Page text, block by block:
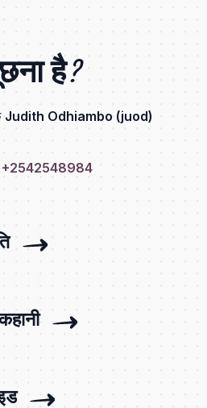
है?
Judith Odhiambo (juod)
+2542548984